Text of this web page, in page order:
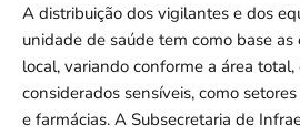
A distribuição dos vigilantes e dos
unidade de saúde tem como base as
local, variando conforme a área
considerados sensíveis, como
e farmácias. A Subsecretaria de